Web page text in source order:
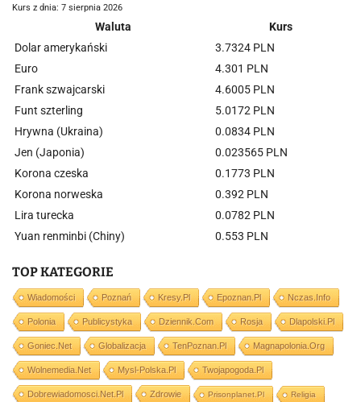
Kurs z dnia: 7 sierpnia 2026
Waluta
Kurs
Dolar amerykański
3.7324 PLN
Euro
4.301 PLN
Frank szwajcarski
4.6005 PLN
Funt szterling
5.0172 PLN
Hrywna (Ukraina)
0.0834 PLN
Jen (Japonia)
0.023565 PLN
Korona czeska
0.1773 PLN
Korona norweska
0.392 PLN
Lira turecka
0.0782 PLN
Yuan renminbi (Chiny)
0.553 PLN
TOP KATEGORIE
Wiadomości Poznań Kresy.pl Epoznan.pl Nczas.info
Polonia Publicystyka Dziennik.com Rosja Dlapolski.pl
Goniec.net Globalizacja TenPoznan.pl Magnapolonia.org
Wolnemedia.net Mysl-Polska.pl Twojapogoda.pl
Dobrewiadomosci.net.pl Zdrowie Prisonplanet.pl Religia